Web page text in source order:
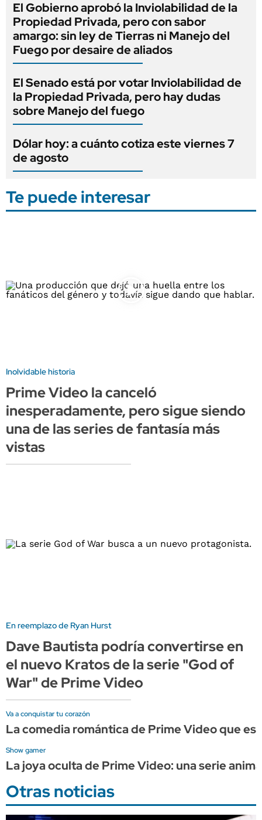
El Gobierno aprobó la Inviolabilidad de la
Propiedad Privada, pero con sabor
amargo: sin ley de Tierras ni Manejo del
Fuego por desaire de aliados
El Senado está por votar Inviolabilidad de
la Propiedad Privada, pero hay dudas
sobre Manejo del fuego
Dólar hoy: a cuánto cotiza este viernes 7
de agosto
Te puede interesar
Inolvidable historia
Prime Video la canceló
inesperadamente, pero sigue siendo
una de las series de fantasía más
vistas
En reemplazo de Ryan Hurst
Dave Bautista podría convertirse en
el nuevo Kratos de la serie "God of
War" de Prime Video
Va a conquistar tu corazón
La comedia romántica de Prime Video que
Show gamer
La joya oculta de Prime Video: una serie
Otras noticias